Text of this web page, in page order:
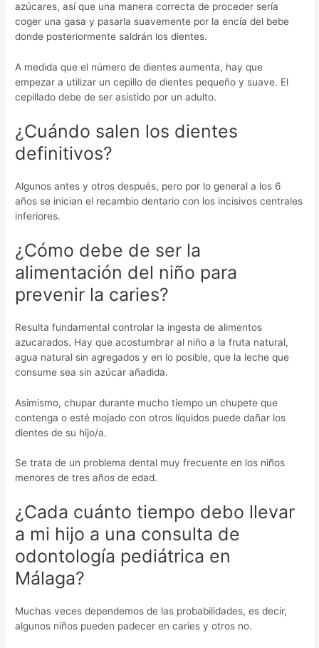
azúcares, así que una manera correcta de proceder sería
coger una gasa y pasarla suavemente por la encía del bebe
donde posteriormente saldrán los dientes.
A medida que el número de dientes aumenta, hay que
empezar a utilizar un cepillo de dientes pequeño y suave. El
cepillado debe de ser asistido por un adulto.
¿Cuándo salen los dientes
definitivos?
Algunos antes y otros después, pero por lo general a los 6
años se inician el recambio dentario con los incisivos centrales
inferiores.
¿Cómo debe de ser la
alimentación del niño para
prevenir la caries?
Resulta fundamental controlar la ingesta de alimentos
azucarados. Hay que acostumbrar al niño a la fruta natural,
agua natural sin agregados y en lo posible, que la leche que
consume sea sin azúcar añadida.
Asimismo, chupar durante mucho tiempo un chupete que
contenga o esté mojado con otros líquidos puede dañar los
dientes de su hijo/a.
Se trata de un problema dental muy frecuente en los niños
menores de tres años de edad.
¿Cada cuánto tiempo debo llevar
a mi hijo a una consulta de
odontología pediátrica en
Málaga?
Muchas veces dependemos de las probabilidades, es decir,
algunos niños pueden padecer en caries y otros no.